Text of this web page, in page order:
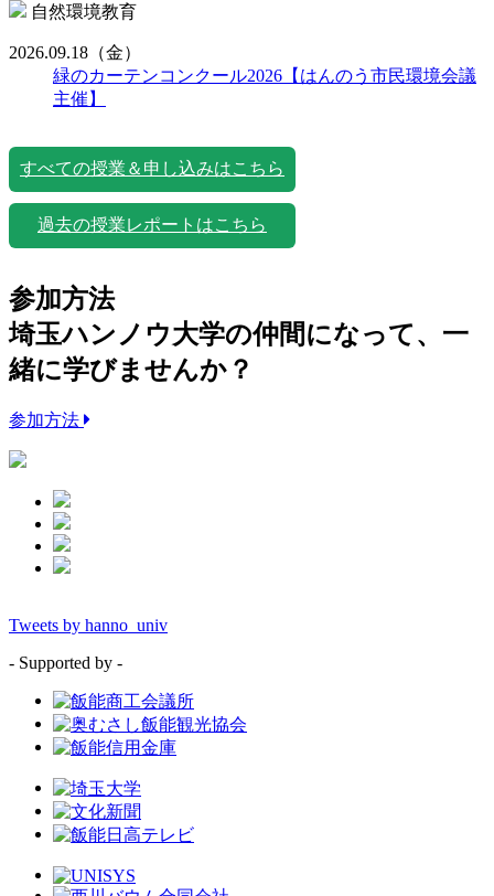
自然環境教育
2026.09.18 （金）
緑のカーテンコンクール2026【はんのう市民環境会議
主催】
すべての授業＆申し込みはこちら
過去の授業レポートはこちら
参加方法
埼玉ハンノウ大学の仲間になって、一
緒に学びませんか？
参加方法
Tweets by hanno_univ
- Supported by -